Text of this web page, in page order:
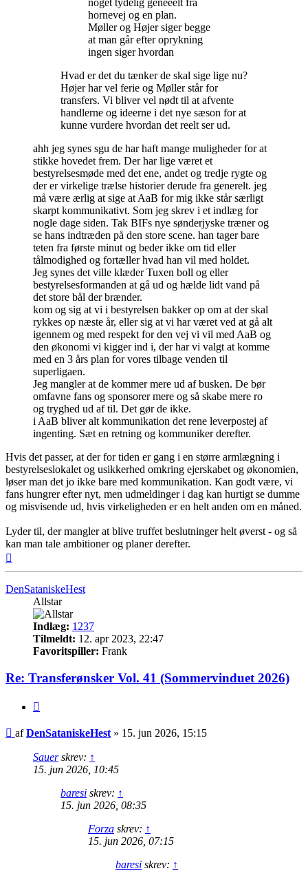
noget tydelig geneeelt fra
hornevej og en plan.
Møller og Højer siger begge
at man går efter oprykning
ingen siger hvordan
Hvad er det du tænker de skal sige lige nu?
Højer har vel ferie og Møller står for
transfers. Vi bliver vel nødt til at afvente
handlerne og ideerne i det nye sæson for at
kunne vurdere hvordan det reelt ser ud.
ahh jeg synes sgu de har haft mange muligheder for at
stikke hovedet frem. Der har lige været et
bestyrelsesmøde med det ene, andet og tredje rygte og
der er virkelige trælse historier derude fra generelt. jeg
må være ærlig at sige at AaB for mig ikke står særligt
skarpt kommunikativt. Som jeg skrev i et indlæg for
nogle dage siden. Tak BIFs nye sønderjyske træner og
se hans indtræden på den store scene. han tager bare
teten fra første minut og beder ikke om tid eller
tålmodighed og fortæller hvad han vil med holdet.
Jeg synes det ville klæder Tuxen boll og eller
bestyrelsesformanden at gå ud og hælde lidt vand på
det store bål der brænder.
kom og sig at vi i bestyrelsen bakker op om at der skal
rykkes op næste år, eller sig at vi har været ved at gå alt
igennem og med respekt for den vej vi vil med AaB og
den økonomi vi kigger ind i, der har vi valgt at komme
med en 3 års plan for vores tilbage venden til
superligaen.
Jeg mangler at de kommer mere ud af busken. De bør
omfavne fans og sponsorer mere og så skabe mere ro
og tryghed ud af til. Det gør de ikke.
i AaB bliver alt kommunikation det rene leverpostej af
ingenting. Sæt en retning og kommuniker derefter.
Hvis det passer, at der for tiden er gang i en større armlægning i
bestyrelseslokalet og usikkerhed omkring ejerskabet og økonomien,
løser man det jo ikke bare med kommunikation. Kan godt være, vi
fans hungrer efter nyt, men udmeldinger i dag kan hurtigt se dumme
og misvisende ud, hvis virkeligheden er en helt anden om en måned.
Lyder til, der mangler at blive truffet beslutninger helt øverst - og så
kan man tale ambitioner og planer derefter.
DenSataniskeHest
Allstar
Indlæg: 1237
Tilmeldt: 12. apr 2023, 22:47
Favoritspiller: Frank
Re: Transferønsker Vol. 41 (Sommervinduet 2026)
Indlæg
afDenSataniskeHest » 15. jun 2026, 15:15
Sauerskrev: ↑
15. jun 2026, 10:45
baresi skrev: ↑
15. jun 2026, 08:35
Forza skrev: ↑
15. jun 2026, 07:15
baresi skrev: ↑